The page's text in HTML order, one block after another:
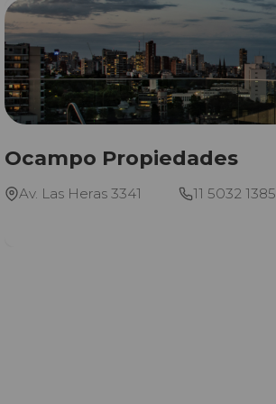
Ocampo Propiedades
Av. Las Heras 3341 11 5032 1385